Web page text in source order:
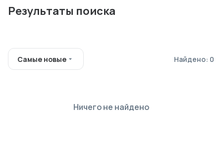
Результаты поиска
Самые новые Найдено: 0
Ничего не найдено